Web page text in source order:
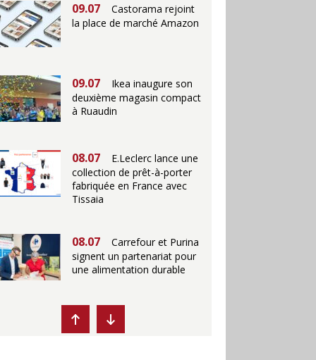
09.07
Castorama rejoint
la place de marché Amazon
09.07
Ikea inaugure son
deuxième magasin compact
à Ruaudin
08.07
E.Leclerc lance une
collection de prêt-à-porter
fabriquée en France avec
Tissaia
08.07
Carrefour et Purina
signent un partenariat pour
une alimentation durable
07.07
Ikea propose des
"Escales fraîcheur" en